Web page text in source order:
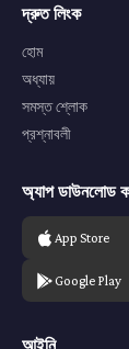
দ্রুত লিংক
হোম
অধ্যায়
সমস্ত শ্লোক
প্রশ্নাবলী
অ্যাপ ডাউনলোড
App Store
Google Play